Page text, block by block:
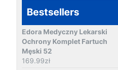
Bestsellers
Edora Medyczny Lekarski
Ochrony Komplet Fartuch
Męski 52
169.99zł